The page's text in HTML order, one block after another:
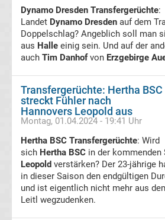
Boston
Celtics
Handball
Handball
Bundesliga
Handball
international
Dynamo Dresden Transfergerüchte:
Landet Dynamo Dresden auf dem
Doppelschlag? Angeblich soll man
aus Halle einig sein. Und auf der
auch Tim Danhofvon Erzgebirge
Transfergerüchte: Hertha BSC
streckt Fühler nach
Hannovers Leopold aus
Montag, 01.04.2024 - 19:41 Uhr
Hertha BSC Transfergerüchte: Wird
sich Hertha BSC in der
Leopold verstärken? Der 23-jährige
in dieser Saison den endgültigen
und ist eigentlich nicht mehr aus
Leitl wegzudenken.